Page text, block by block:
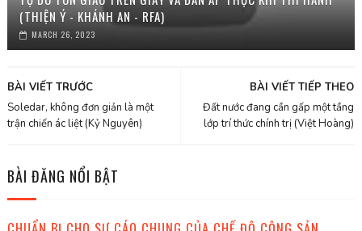
(THIỆN Ý - KHÁNH AN - RFA)
MARCH 26, 2023
BÀI VIẾT TIẾP THEO
Đất nước đang cần gấp một tầng
lớp trí thức chính trị (Việt Hoàng)
BÀI VIẾT TRƯỚC
Soledar, không đơn giản là một
trận chiến ác liệt (Kỷ Nguyên)
BÀI ĐĂNG NỔI BẬT